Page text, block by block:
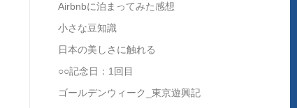
Airbnbに泊まってみた感想
小さな豆知識
日本の美しさに触れる
○○記念日：1回目
ゴールデンウィーク_東京遊興記